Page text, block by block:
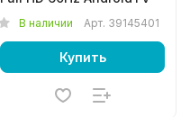
В наличии Арт. 39145401
Купить